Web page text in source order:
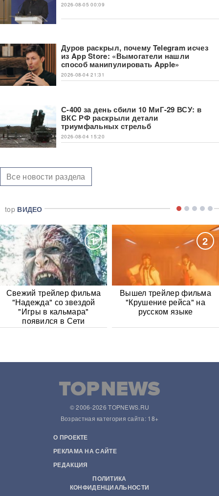
2026-08-05 00:09
Дуров раскрыл, почему Telegram исчез
из App Store: «Вымогатели нашли
способ манипулировать Apple»
2026-08-04 21:31
С-400 за день сбили 10 МиГ-29 ВСУ: в
ВКС РФ раскрыли детали
триумфальных стрельб
2026-08-04 15:20
Все новости раздела
top ВИДЕО
1
Свежий трейлер фильма
"Надежда" со звездой
"Игры в кальмара"
появился в Сети
2
Вышел трейлер фильма
"Крушение рейса" на
русском языке
© 2006-2026 TOPNEWS.RU
Возрастная категория сайта: 18+
О ПРОЕКТЕ
РЕКЛАМА НА САЙТЕ
РЕДАКЦИЯ
ПОЛИТИКА
КОНФИДЕНЦИАЛЬНОСТИ